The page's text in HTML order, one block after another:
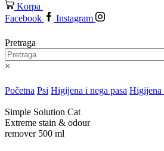
Korpa 0
Facebook
Instagram
Pretraga
×
Početna Psi Higijena i nega pasa Higijena
Simple Solution Cat
Extreme stain & odour
remover 500 ml